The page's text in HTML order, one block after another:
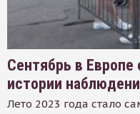
Сентябрь в
истории
Лето 2023 года стало